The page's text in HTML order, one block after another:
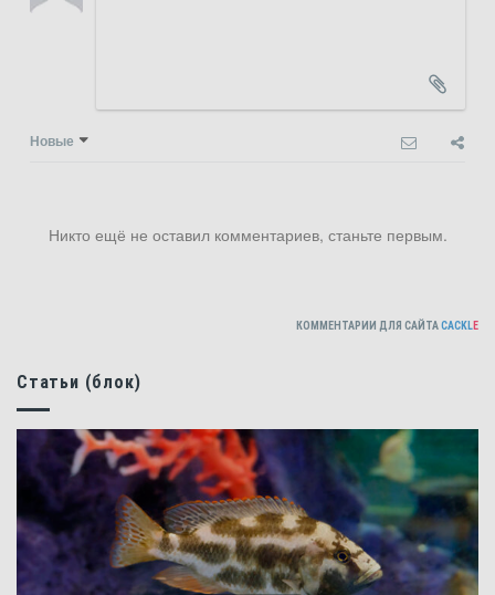
Новые
Никто ещё не оставил комментариев, станьте первым.
КОММЕНТАРИИ ДЛЯ САЙТАCACKLE
Статьи (блок)